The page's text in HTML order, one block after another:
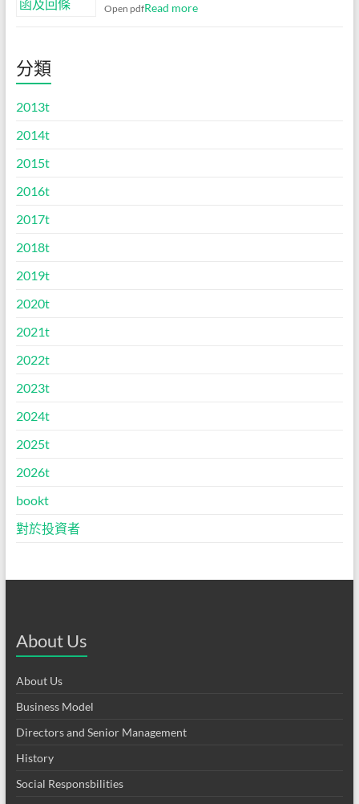
Open pdfRead more
分類
2013t
2014t
2015t
2016t
2017t
2018t
2019t
2020t
2021t
2022t
2023t
2024t
2025t
2026t
bookt
對於投資者
About Us
About Us
Business Model
Directors and Senior Management
History
Social Responsbilities